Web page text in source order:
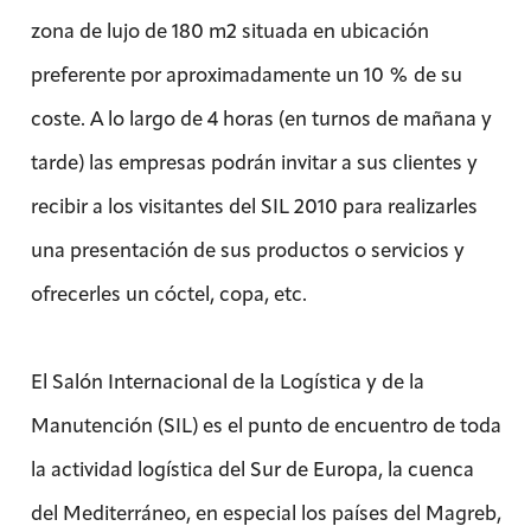
zona de lujo de 180 m2 situada en ubicación
preferente por aproximadamente un 10 % de su
coste. A lo largo de 4 horas (en turnos de mañana y
tarde) las empresas podrán invitar a sus clientes y
recibir a los visitantes del SIL 2010 para realizarles
una presentación de sus productos o servicios y
ofrecerles un cóctel, copa, etc.
El Salón Internacional de la Logística y de la
Manutención (SIL) es el punto de encuentro de toda
la actividad logística del Sur de Europa, la cuenca
del Mediterráneo, en especial los países del Magreb,